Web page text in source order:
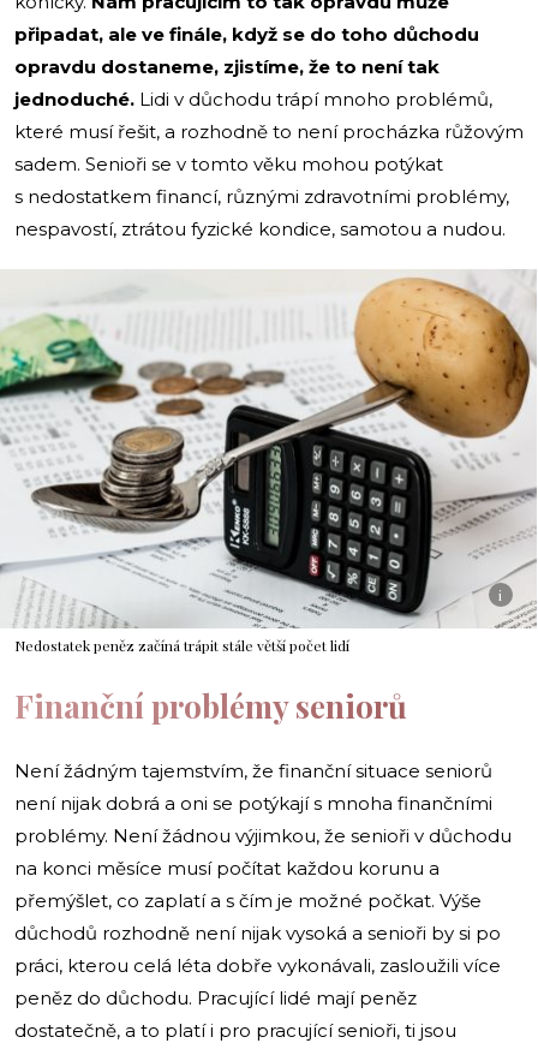
připadat, ale ve finále, když se do toho důchodu
opravdu dostaneme, zjistíme, že to není tak
jednoduché. Lidi v důchodu trápí mnoho problémů,
které musí řešit, a rozhodně to není procházka růžovým
sadem. Senioři se v tomto věku mohou potýkat
s nedostatkem financí, různými zdravotními problémy,
nespavostí, ztrátou fyzické kondice, samotou a nudou.
i
Nedostatek peněz začíná trápit stále větší počet lidí
Finanční problémy seniorů
Není žádným tajemstvím, že finanční situace seniorů
není nijak dobrá a oni se potýkají s mnoha finančními
problémy. Není žádnou výjimkou, že senioři v důchodu
na konci měsíce musí počítat každou korunu a
přemýšlet, co zaplatí a s čím je možné počkat. Výše
důchodů rozhodně není nijak vysoká a senioři by si po
práci, kterou celá léta dobře vykonávali, zasloužili více
peněz do důchodu. Pracující lidé mají peněz
dostatečně, a to platí i pro pracující senioři, ti jsou